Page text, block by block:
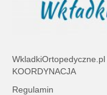
WkladkiOrtopedyczne.pl
KOORDYNACJA
Regulamin